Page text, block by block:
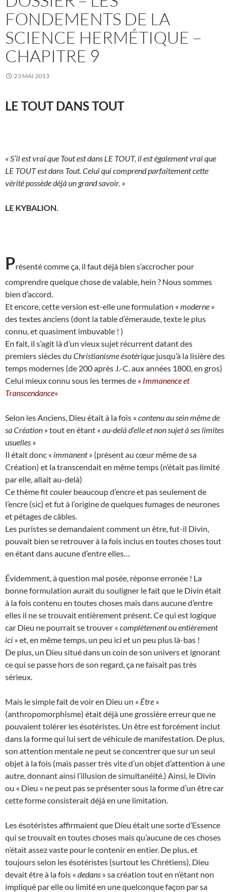
FONDEMENTS DE LA
SCIENCE HERMÉTIQUE –
CHAPITRE 9
23 MAI 2013
LE TOUT DANS TOUT
« S’il est vrai que Tout est dans LE TOUT, il est également vrai que
LE TOUT est dans Tout. Celui qui comprend parfaitement cette
vérité possède déjà un grand savoir. »
LE KYBALION.
Présenté comme ça, il faut déjà bien s’accrocher pour
comprendre quelque chose de valable, hein ? Nous sommes
bien d’accord.
Et encore, cette version est-elle une formulation « moderne »
des textes anciens (dont la table d’émeraude, texte le plus
connu, et quasiment imbuvable ! )
En fait, il s’agit là d’un vieux sujet récurrent datant des
premiers siècles du Christianisme ésotérique jusqu’à la lisière des
temps modernes (de 200 après J.-C. aux années 1800, en gros)
Celui mieux connu sous les termes de « Immanence et
Transcendance«
Selon les Anciens, Dieu était à la fois « contenu au sein même de
sa Création » tout en étant « au-delà d’elle et non sujet à ses limites
usuelles »
Il était donc « immanent» (présent au cœur même de sa
Création) et la transcendait en même temps (n’était pas limité
par elle, allait au-delà)
Ce thème fit couler beaucoup d’encre et pas seulement de
l’encre (sic) et fut à l’origine de quelques fumages de neurones
et pétages de câbles.
Les puristes se demandaient comment un être, fut-il Divin,
pouvait bien se retrouver à la fois inclus en toutes choses tout
en étant dans aucune d’entre elles…
Évidemment, à question mal posée, réponse erronée ! La
bonne formulation aurait du souligner le fait que le Divin était
à la fois contenu en toutes choses mais dans aucune d’entre
elles il ne se trouvait entièrement présent. Ce qui est logique
car Dieu ne pourrait se trouver « complètement ou entièrement
ici » et, en même temps, un peu ici et un peu plus là-bas !
De plus, un Dieu situé dans un coin de son univers et ignorant
ce qui se passe hors de son regard, ça ne faisait pas très
sérieux.
Mais le simple fait de voir en Dieu un « Être »
(anthropomorphisme) était déjà une grossière erreur que ne
pouvaient tolérer les ésotéristes. Un être est forcément inclut
dans la forme qui lui sert de véhicule de manifestation. De plus,
son attention mentale ne peut se concentrer que sur un seul
objet à la fois (mais passer très vite d’un objet d’attention à une
autre, donnant ainsi l’illusion de simultanéité.) Ainsi, le Divin
ou « Dieu » ne peut pas se présenter sous la forme d’un être car
cette forme consisterait déjà en une limitation.
Les ésotéristes affirmaient que Dieu était une sorte d’Essence
qui se trouvait en toutes choses mais qu’aucune de ces choses
n’était assez vaste pour le contenir en entier. De plus, et
toujours selon les ésotéristes (surtout les Chrétiens), Dieu
devait être à la fois « dedans » sa création tout en n’étant non
impliqué par elle ou limité en une quelconque façon par sa